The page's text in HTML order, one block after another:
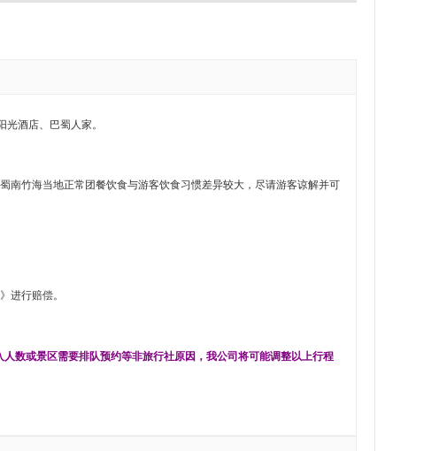
酒店、巴蜀人家。
南竹海当地正常团餐饮食与游客饮食习惯差异较大，尽请游客谅解并可
进行赔偿。
数或景区需要排队预约等非旅行社原因，我公司将可能调整以上行程